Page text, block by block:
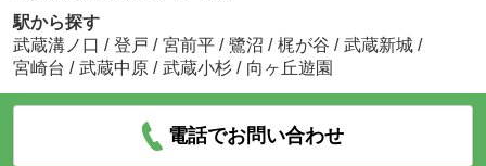
駅から探す
武蔵溝ノ口 / 登戸 / 宮前平 / 鷺沼 / 梶が谷 / 武蔵新城 /
宮崎台 / 武蔵中原 / 武蔵小杉 / 向ヶ丘遊園
電話でお問い合わせ